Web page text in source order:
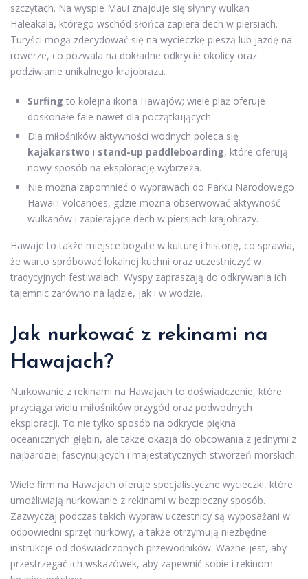
szczytach. Na wyspie Maui znajduje się słynny wulkan
Haleakalā, którego wschód słońca zapiera dech w piersiach.
Turyści mogą zdecydować się na wycieczkę pieszą lub jazdę na
rowerze, co pozwala na dokładne odkrycie okolicy oraz
podziwianie unikalnego krajobrazu.
Surfing to kolejna ikona Hawajów; wiele plaż oferuje
doskonałe fale nawet dla początkujących.
Dla miłośników aktywności wodnych poleca się
kajakarstwo i stand-up paddleboarding, które oferują
nowy sposób na eksplorację wybrzeża.
Nie można zapomnieć o wyprawach do Parku Narodowego
Hawaiʻi Volcanoes, gdzie można obserwować aktywność
wulkanów i zapierające dech w piersiach krajobrazy.
Hawaje to także miejsce bogate w kulturę i historię, co sprawia,
że warto spróbować lokalnej kuchni oraz uczestniczyć w
tradycyjnych festiwalach. Wyspy zapraszają do odkrywania ich
tajemnic zarówno na lądzie, jak i w wodzie.
Jak nurkować z rekinami na
Hawajach?
Nurkowanie z rekinami na Hawajach to doświadczenie, które
przyciąga wielu miłośników przygód oraz podwodnych
eksploracji. To nie tylko sposób na odkrycie piękna
oceanicznych głębin, ale także okazja do obcowania z jednymi z
najbardziej fascynujących i majestatycznych stworzeń morskich.
Wiele firm na Hawajach oferuje specjalistyczne wycieczki, które
umożliwiają nurkowanie z rekinami w bezpieczny sposób.
Zazwyczaj podczas takich wypraw uczestnicy są wyposażani w
odpowiedni sprzęt nurkowy, a także otrzymują niezbędne
instrukcje od doświadczonych przewodników. Ważne jest, aby
przestrzegać ich wskazówek, aby zapewnić sobie i rekinom